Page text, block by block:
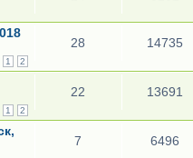
1 2
28 14735
1 2
22 13691
7 6496